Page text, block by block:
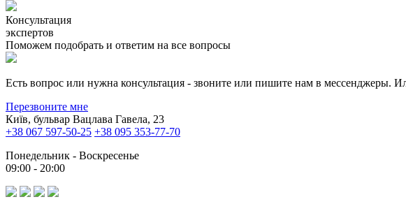
Консультация
экспертов
Поможем подобрать и ответим на все вопросы
Есть вопрос или нужна консультация - звоните или пишите нам в мессенджеры.
Перезвоните мне
Київ, бульвар Вацлава Гавела, 23
+38 067 597-50-25 +38 095 353-77-70
Понедельник - Воскресенье
09:00 - 20:00